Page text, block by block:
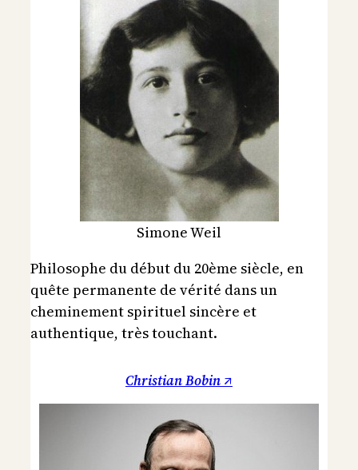
Simone Weil
Philosophe du début du 20ème siècle, en
quête permanente de vérité dans un
cheminement spirituel sincère et
authentique, très touchant.
Christian Bobin ↗